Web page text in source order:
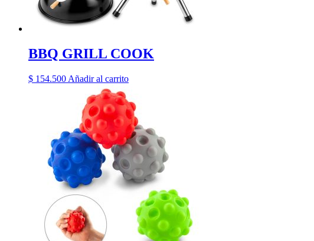
BBQ GRILL COOK
$ 154.500 Añadir al carrito